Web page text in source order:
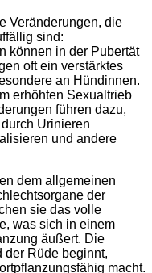
Veränderungen, die
sind:
können in der Pubertät
oft ein verstärktes
an Hündinnen.
erhöhten Sexualtrieb
führen dazu,
Urinieren
und andere
dem allgemeinen
der
sie das volle
was sich in einem
äußert. Die
der Rüde beginnt,
macht.